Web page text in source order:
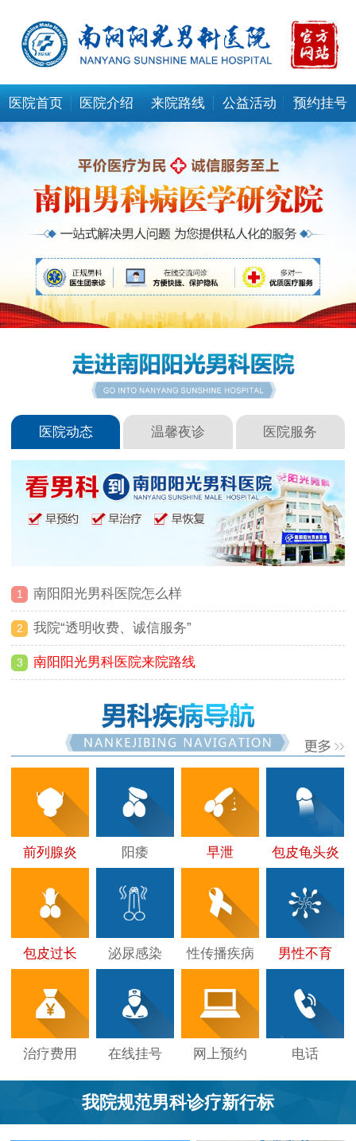
医院首页 医院介绍 来院路线 公益活动 预约挂号
医院动态 温馨夜诊 医院服务
1 南阳阳光男科医院怎么样
2 我院“透明收费、诚信服务”
3 南阳阳光男科医院来院路线
前列腺炎 阳痿 早泄 包皮龟头炎
包皮过长 泌尿感染 性传播疾病 男性不育
治疗费用 在线挂号 网上预约 电话
我院规范男科诊疗新行标